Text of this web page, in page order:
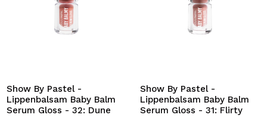
Show By Pastel -
Lippenbalsam Baby Balm
Serum Gloss - 32: Dune
Show By Pastel -
Lippenbalsam Baby Balm
Serum Gloss - 31: Flirty